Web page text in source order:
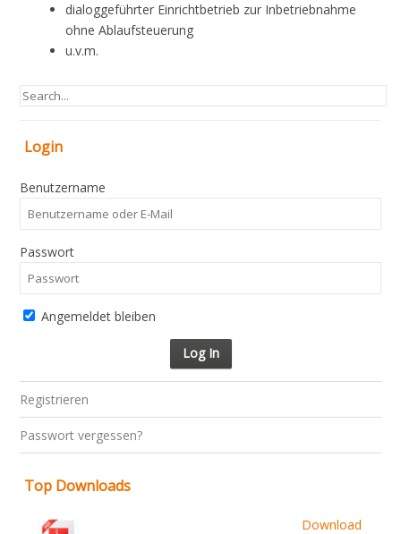
dialoggeführter Einrichtbetrieb zur Inbetriebnahme
ohne Ablaufsteuerung
u.v.m.
Login
Benutzername
Passwort
Angemeldet bleiben
Registrieren
Passwort vergessen?
Top Downloads
Download